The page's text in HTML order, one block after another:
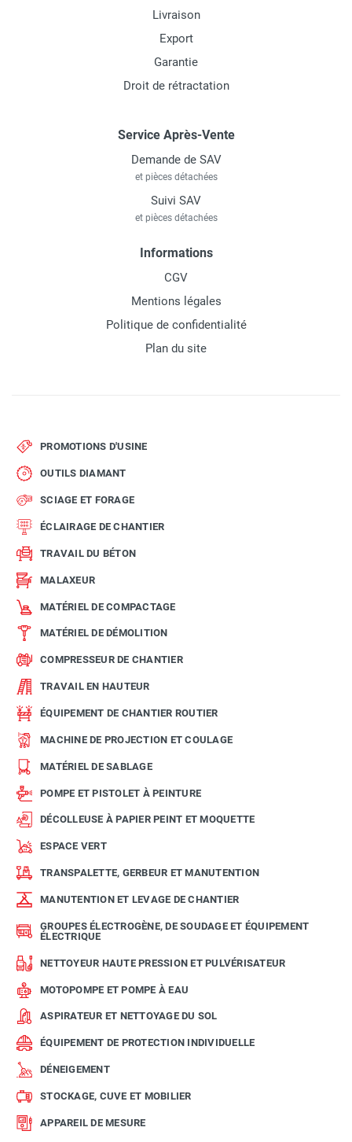
Livraison
Export
Garantie
Droit de rétractation
Service Après-Vente
Demande de SAV
et pièces détachées
Suivi SAV
et pièces détachées
Informations
CGV
Mentions légales
Politique de confidentialité
Plan du site
PROMOTIONS D'USINE
OUTILS DIAMANT
SCIAGE ET FORAGE
ÉCLAIRAGE DE CHANTIER
TRAVAIL DU BÉTON
MALAXEUR
MATÉRIEL DE COMPACTAGE
MATÉRIEL DE DÉMOLITION
COMPRESSEUR DE CHANTIER
TRAVAIL EN HAUTEUR
ÉQUIPEMENT DE CHANTIER ROUTIER
MACHINE DE PROJECTION ET COULAGE
MATÉRIEL DE SABLAGE
POMPE ET PISTOLET À PEINTURE
DÉCOLLEUSE À PAPIER PEINT ET MOQUETTE
ESPACE VERT
TRANSPALETTE, GERBEUR ET MANUTENTION
MANUTENTION ET LEVAGE DE CHANTIER
GROUPES ÉLECTROGÈNE, DE SOUDAGE ET ÉQUIPEMENT
ÉLECTRIQUE
NETTOYEUR HAUTE PRESSION ET PULVÉRISATEUR
MOTOPOMPE ET POMPE À EAU
ASPIRATEUR ET NETTOYAGE DU SOL
ÉQUIPEMENT DE PROTECTION INDIVIDUELLE
DÉNEIGEMENT
STOCKAGE, CUVE ET MOBILIER
APPAREIL DE MESURE